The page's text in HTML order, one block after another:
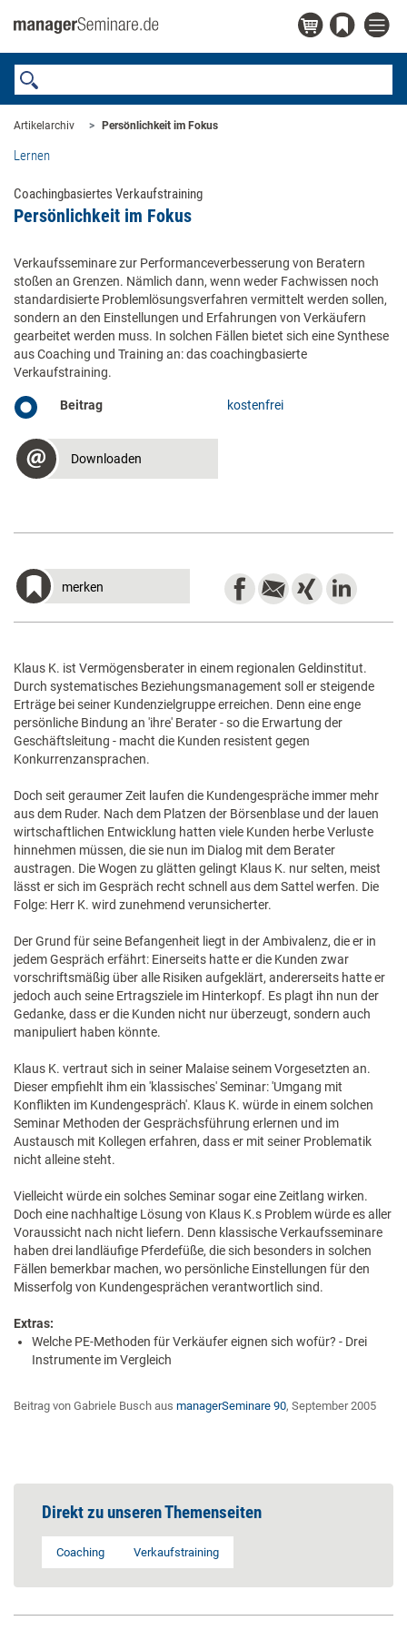
Artikelarchiv Persönlichkeit im Fokus
Lernen
Coachingbasiertes Verkaufstraining
Persönlichkeit im Fokus
Verkaufsseminare zur Performanceverbesserung von Beratern
stoßen an Grenzen. Nämlich dann, wenn weder Fachwissen noch
standardisierte Problemlösungsverfahren vermittelt werden sollen,
sondern an den Einstellungen und Erfahrungen von Verkäufern
gearbeitet werden muss. In solchen Fällen bietet sich eine Synthese
aus Coaching und Training an: das coachingbasierte
Verkaufstraining.
Beitrag kostenfrei
Downloaden
merken
Klaus K. ist Vermögensberater in einem regionalen Geldinstitut.
Durch systematisches Beziehungsmanagement soll er steigende
Erträge bei seiner Kundenzielgruppe erreichen. Denn eine enge
persönliche Bindung an 'ihre' Berater - so die Erwartung der
Geschäftsleitung - macht die Kunden resistent gegen
Konkurrenzansprachen.
Doch seit geraumer Zeit laufen die Kundengespräche immer mehr
aus dem Ruder. Nach dem Platzen der Börsenblase und der lauen
wirtschaftlichen Entwicklung hatten viele Kunden herbe Verluste
hinnehmen müssen, die sie nun im Dialog mit dem Berater
austragen. Die Wogen zu glätten gelingt Klaus K. nur selten, meist
lässt er sich im Gespräch recht schnell aus dem Sattel werfen. Die
Folge: Herr K. wird zunehmend verunsicherter.
Der Grund für seine Befangenheit liegt in der Ambivalenz, die er in
jedem Gespräch erfährt: Einerseits hatte er die Kunden zwar
vorschriftsmäßig über alle Risiken aufgeklärt, andererseits hatte er
jedoch auch seine Ertragsziele im Hinterkopf. Es plagt ihn nun der
Gedanke, dass er die Kunden nicht nur überzeugt, sondern auch
manipuliert haben könnte.
Klaus K. vertraut sich in seiner Malaise seinem Vorgesetzten an.
Dieser empfiehlt ihm ein 'klassisches' Seminar: 'Umgang mit
Konflikten im Kundengespräch'. Klaus K. würde in einem solchen
Seminar Methoden der Gesprächsführung erlernen und im
Austausch mit Kollegen erfahren, dass er mit seiner Problematik
nicht alleine steht.
Vielleicht würde ein solches Seminar sogar eine Zeitlang wirken.
Doch eine nachhaltige Lösung von Klaus K.s Problem würde es aller
Voraussicht nach nicht liefern. Denn klassische Verkaufsseminare
haben drei landläufige Pferdefüße, die sich besonders in solchen
Fällen bemerkbar machen, wo persönliche Einstellungen für den
Misserfolg von Kundengesprächen verantwortlich sind.
Extras:
Welche PE-Methoden für Verkäufer eignen sich wofür? - Drei
Instrumente im Vergleich
Beitrag von Gabriele Busch aus managerSeminare 90, September 2005
Direkt zu unseren Themenseiten
Coaching Verkaufstraining